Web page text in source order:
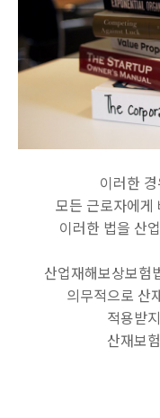
이러한
모든 근로자에게
이러한 법을 산
산업재해보상보험
의무적으로 산
적용받
산재보